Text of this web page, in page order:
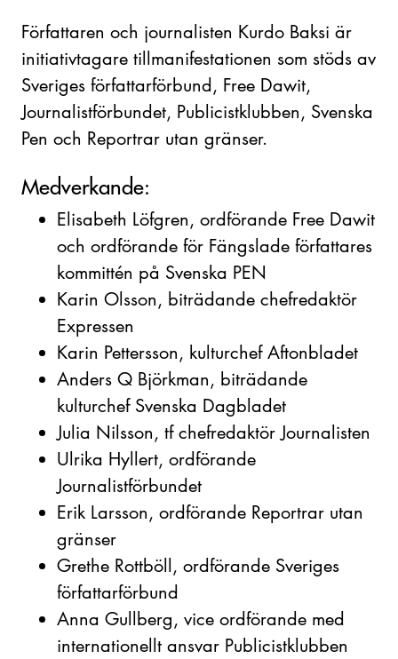
Författaren och journalisten Kurdo Baksi är
initiativtagare tillmanifestationen som stöds av
Sveriges författarförbund, Free Dawit,
Journalistförbundet, Publicistklubben, Svenska
Pen och Reportrar utan gränser.
Medverkande:
Elisabeth Löfgren, ordförande Free Dawit
och ordförande för Fängslade författares
kommittén på Svenska PEN
Karin Olsson, biträdande chefredaktör
Expressen
Karin Pettersson, kulturchef Aftonbladet
Anders Q Björkman, biträdande
kulturchef Svenska Dagbladet
Julia Nilsson, tf chefredaktör Journalisten
Ulrika Hyllert, ordförande
Journalistförbundet
Erik Larsson, ordförande Reportrar utan
gränser
Grethe Rottböll, ordförande Sveriges
författarförbund
Anna Gullberg, vice ordförande med
internationellt ansvar Publicistklubben